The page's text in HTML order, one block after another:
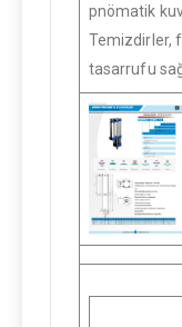
pnömatik
Temizdirler,
tasarrufu